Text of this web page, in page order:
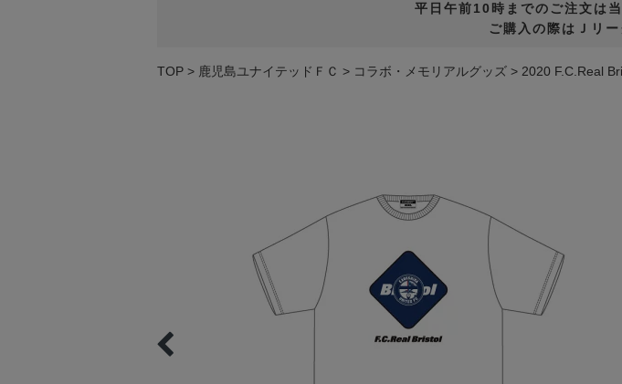
平日午前10時までのご注文は
ご購入の際はＪリ
TOP 鹿児島ユナイテッドＦＣ コラボ・メモリアルグッズ 2020 F.C.Real